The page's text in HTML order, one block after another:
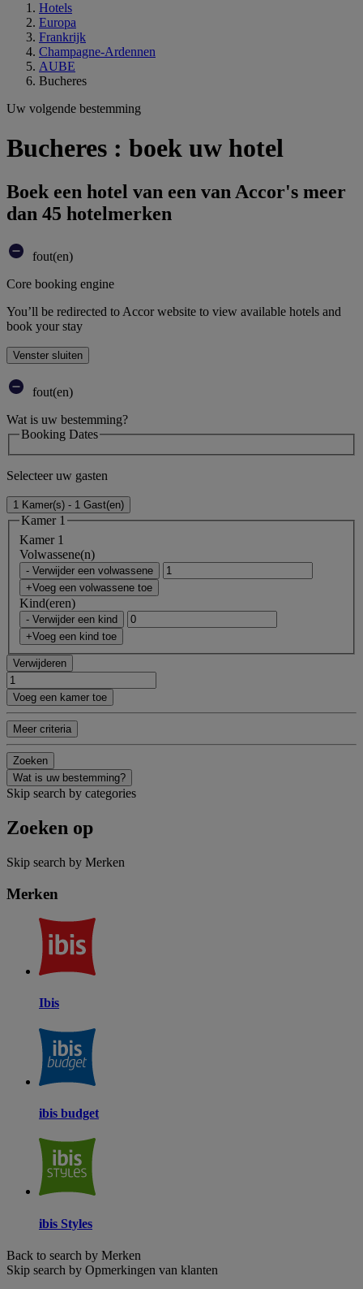
Hotels
Europa
Frankrijk
Champagne-Ardennen
AUBE
Bucheres
Uw volgende bestemming
Bucheres : boek uw hotel
Boek een hotel van een van Accor's meer
dan 45 hotelmerken
fout(en)
Core booking engine
You’ll be redirected to Accor website to view available hotels and
book your stay
Venster sluiten
fout(en)
Wat is uw bestemming?
Booking Dates
Selecteer uw gasten
1 Kamer(s) - 1 Gast(en)
Kamer 1
Kamer 1
Volwassene(n)
- Verwijder een volwassene
+Voeg een volwassene toe
Kind(eren)
- Verwijder een kind
+Voeg een kind toe
Verwijderen
Voeg een kamer toe
Meer criteria
Zoeken
Wat is uw bestemming?
Skip search by categories
Zoeken op
Skip search by Merken
Merken
Ibis
ibis budget
ibis Styles
Back to search by Merken
Skip search by Opmerkingen van klanten